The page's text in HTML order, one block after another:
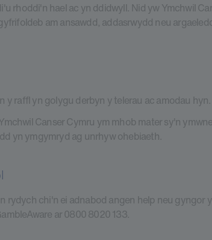
rhoddi'n hael ac yn ddidwyll. Nid yw Ymchwil
am ansawdd, addasrwydd neu
y raffl yn golygu derbyn y telerau ac amodau hyn.
Canser Cymru ym mhob mater sy'n
yn ymgymryd ag unrhyw ohebiaeth.
rydych chi'n ei adnabod angen help neu gyngor
ar 0800 8020 133.